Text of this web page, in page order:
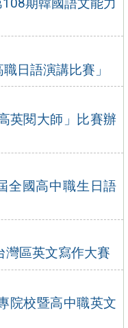
日語演講比賽」
英閱大師」比賽辦
全國高中職生日語
灣區英文寫作大賽
院校暨高中職英文